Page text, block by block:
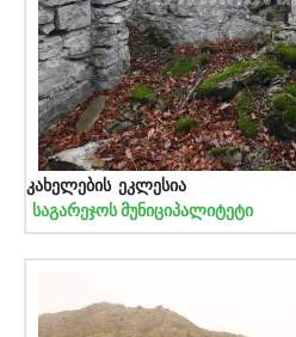
კახელების ეკლესია
საგარეჯოს მუნიციპალიტეტი